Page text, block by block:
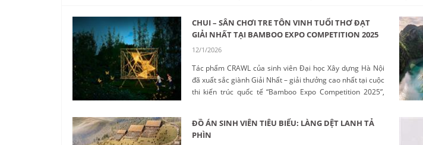
CHUI – SÂN CHƠI TRE TÔN VINH TUỔI THƠ ĐẠT
GIẢI NHẤT TẠI BAMBOO EXPO COMPETITION 2025
12/1/2026
Tác phẩm CRAWL của sinh viên Đại học Xây dựng Hà Nội
đã xuất sắc giành Giải Nhất – giải thưởng cao nhất tại cuộc
thi kiến trúc quốc tế “Bamboo Expo Competition 2025”,
ĐỒ ÁN SINH VIÊN TIÊU BIỂU: LÀNG DỆT LANH TẢ
PHÌN